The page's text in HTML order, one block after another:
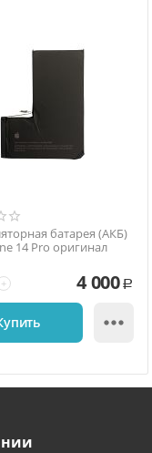
батарея (АКБ)
14 Pro оригинал
+ 4 000 Р
